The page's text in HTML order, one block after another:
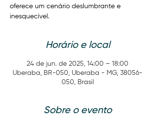
oferece um cenário deslumbrante e
inesquecível.
Horário e local
24 de jun. de 2025, 14:00 – 18:00
Uberaba, BR-050, Uberaba - MG, 38056-
050, Brasil
Sobre o evento